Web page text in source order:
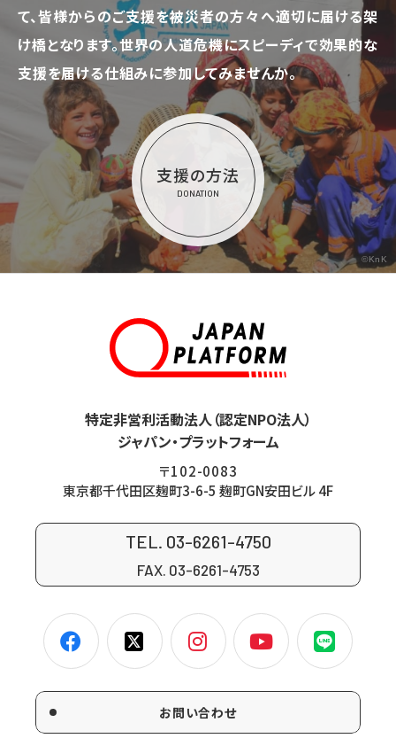
て、皆様からのご支援を被災者の方々へ適切に届ける架
け橋となります。世界の人道危機にスピーディで効果的な
支援を届ける仕組みに参加してみませんか。
支援の方法
DONATION
©KnK
特定非営利活動法人（認定NPO法人）
ジャパン・プラットフォーム
〒102-0083
東京都千代田区麹町3-6-5 麹町GN安田ビル 4F
TEL. 03-6261-4750
FAX. 03-6261-4753
お問い合わせ